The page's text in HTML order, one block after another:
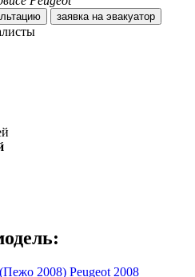
заявка на эвакуатор
Peugeot 2008